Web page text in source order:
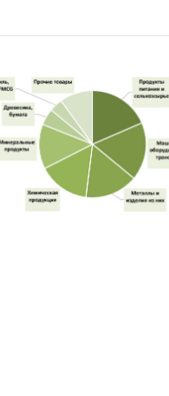
Industrial
Organization и др.).
сотрудничества и
and
Group.